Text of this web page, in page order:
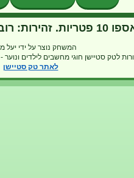
🍄
🍄 🍄
🤖
זהירות: רובוטים זזים ביער!
המשחק נוצר על ידי יעל
לאתר טק סטיישן